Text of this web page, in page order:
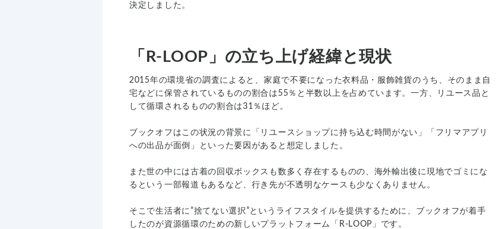
決定しました。
「R-LOOP」の立ち上げ経緯と現状
2015年の環境省の調査によると、家庭で不要になった衣料品・服飾雑貨のうち、そのまま自
宅などに保管されているものの割合は55％と半数以上を占めています。一方、リユース品と
して循環されるものの割合は31％ほど。
ブックオフはこの状況の背景に「リユースショップに持ち込む時間がない」「フリマアプリ
への出品が面倒」といった要因があると想定しました。
また世の中には古着の回収ボックスも数多く存在するものの、海外輸出後に現地でゴミにな
るという一部報道もあるなど、行き先が不透明なケースも少なくありません。
そこで生活者に”捨てない選択”というライフスタイルを提供するために、ブックオフが着手
したのが資源循環のための新しいプラットフォーム「R-LOOP」です。